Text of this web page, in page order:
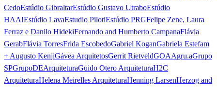
CedoEstúdio GibraltarEstúdio Gustavo UtraboEstúdio
HAA!Estúdio LavaEstudio PilotiEstúdio PRGFelipe Zene, Laura
Ferraz e Danilo HidekiFernando and Humberto CampanaFlávia
GerabFlávia TorresFrida EscobedoGabriel KoganGabriela Estefam
+ Augusto KenjiGávea ArquitetosGerrit RietveldGOAAgru.aGrupo
SPGrupoDEArquiteturaGuido Otero ArquiteturaH2C
ArquiteturaHelena Meirelles ArquiteturaHenning LarsenHerzog and